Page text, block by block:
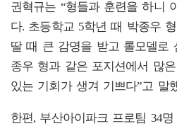
권혁규는 “형들과 훈련을 하니
다. 초등학교 5학년 때 박종우
딸 때 큰 감명을 받고 롤모델로
종우 형과 같은 포지션에서 많
있는 기회가 생겨 기쁘다”고 말
한편, 부산아이파크 프로팀 34